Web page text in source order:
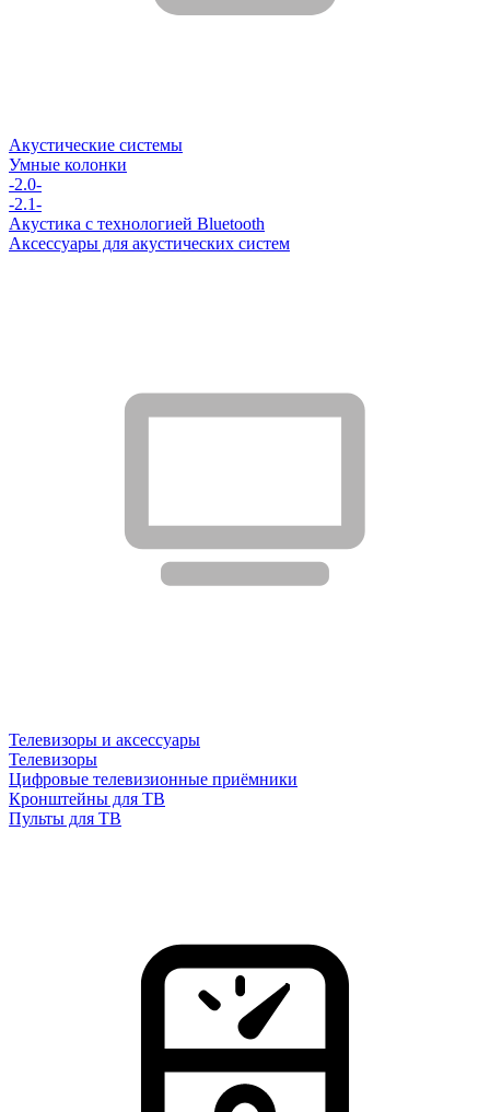
Акустические системы
Умные колонки
-2.0-
-2.1-
Акустика с технологией Bluetooth
Аксессуары для акустических систем
Телевизоры и аксессуары
Телевизоры
Цифровые телевизионные приёмники
Кронштейны для ТВ
Пульты для ТВ